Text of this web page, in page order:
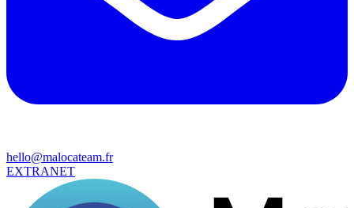
hello@malocateam.fr
EXTRANET